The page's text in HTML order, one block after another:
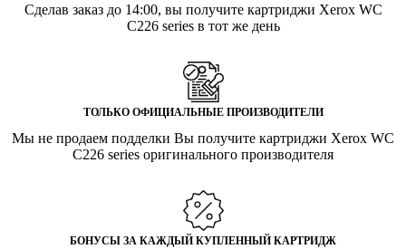
Сделав заказ до 14:00, вы получите картриджи Xerox WC
C226 series в тот же день
ТОЛЬКО ОФИЦИАЛЬНЫЕ ПРОИЗВОДИТЕЛИ
Мы не продаем подделки Вы получите картриджи Xerox WC
C226 series оригинального производителя
БОНУСЫ ЗА КАЖДЫЙ КУПЛЕННЫЙ КАРТРИДЖ